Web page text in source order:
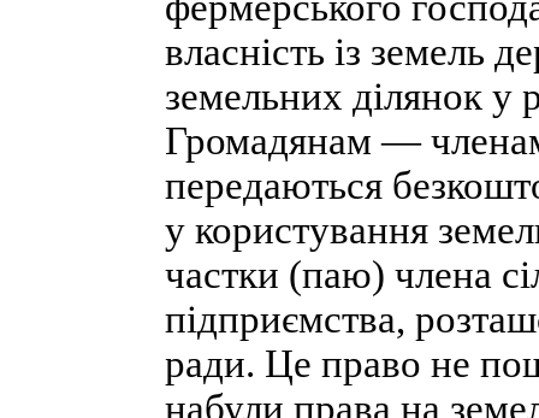
власність із земель
земельних ділянок у
Громадянам —
передаються
у користування
частки (паю) члена
підприємства,
ради. Це право не
набули права на